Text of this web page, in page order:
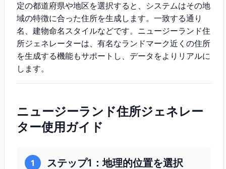
定の都道府県や地区を選択すると、システムはその地
域の特徴に合った住所を生成します。一致する通り
名、建物命名スタイルなどです。ニュージーランド住
所ジェネレーターは、有名なランドマーク近くの住所
を生成する機能もサポートし、データをよりリアルに
します。
ニュージーランド住所ジェネレー
ター使用ガイド
1 ステップ1：地理的位置を選択